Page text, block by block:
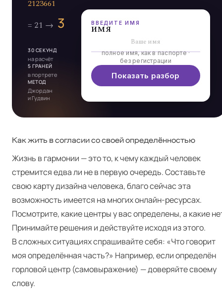
30 СЕКУНД
на расчёт
5 ГРАНЕЙ
в портрете
МЕТОД
Джордан
и Гудвин
ВВЕДИТЕ ИМЯ
имя
полное имя, как в паспорте ·
без регистрации
Показать разбор
Как жить в согласии со своей определённостью
Жизнь в гармонии — это то, к чему каждый человек
стремится едва ли не в первую очередь. Составьте
свою карту дизайна человека, благо сейчас эта
возможность имеется на многих онлайн-ресурсах.
Посмотрите, какие центры у вас определены, а какие
Принимайте решения и действуйте исходя из этого.
В сложных ситуациях спрашивайте себя: «Что говорит
моя определённая часть?» Например, если определён
горловой центр (самовыражение) — доверяйте своему
слову.